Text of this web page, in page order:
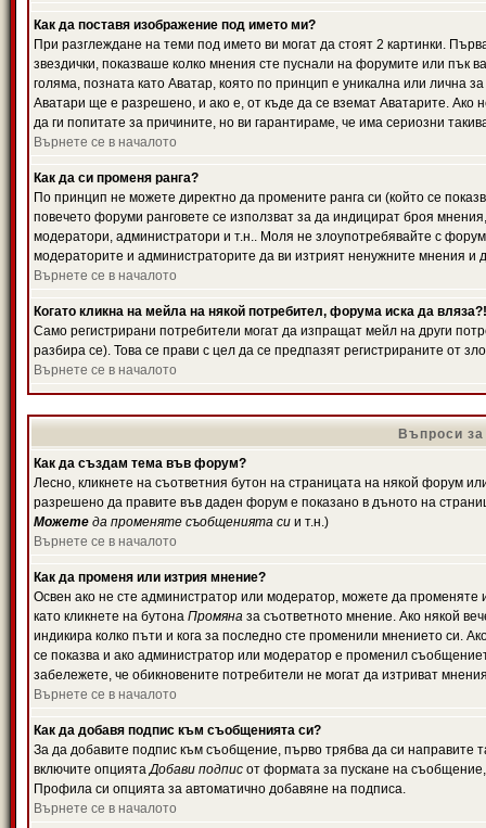
Как да поставя изображение под името ми?
При разглеждане на теми под името ви могат да стоят 2 картинки.
звездички, показваше колко мнения сте пуснали на форумите или пък
голяма, позната като Аватар, която по принцип е уникална или лична
Аватари ще е разрешено, и ако е, от къде да се вземат Аватарите.
да ги попитате за причините, но ви гарантираме, че има сериозни
Върнете се в началото
Как да си променя ранга?
По принцип не можете директно да промените ранга си (който се
повечето форуми ранговете се използват за да индицират броя
модератори, администратори и т.н.. Моля не злоупотребявайте с
модераторите и администраторите да ви изтрият ненужните мнения и
Върнете се в началото
Когато кликна на мейла на някой потребител, форума иска да вляза?!
Само регистрирани потребители могат да изпращат мейл на други
разбира се). Това се прави с цел да се предпазят регистрираните от
Върнете се в началото
Въпроси
Как да създам тема във форум?
Лесно, кликнете на съответния бутон на страницата на някой форум
разрешено да правите във даден форум е показано в дъното на
Можете да променяте съобщенията си и т.н.)
Върнете се в началото
Как да променя или изтрия мнение?
Освен ако не сте администратор или модератор, можете да
като кликнете на бутона Промяна за съответното мнение. Ако някой
индикира колко пъти и кога за последно сте променили мнението си.
се показва и ако администратор или модератор е променил
забележете, че обикновените потребители не могат да изтриват
Върнете се в началото
Как да добавя подпис към съобщенията си?
За да добавите подпис към съобщение, първо трябва да си
включите опциятаДобави подпис от формата за пускане на
Профила си опцията за автоматично добавяне на подписа.
Върнете се в началото